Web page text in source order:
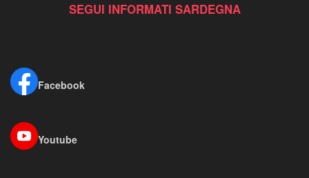
SEGUI INFORMATI SARDEGNA
Facebook
Youtube